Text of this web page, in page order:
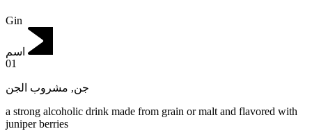
Gin
اسم
01
جن, مشروب الجن
a strong alcoholic drink made from grain or malt and flavored with
juniper berries